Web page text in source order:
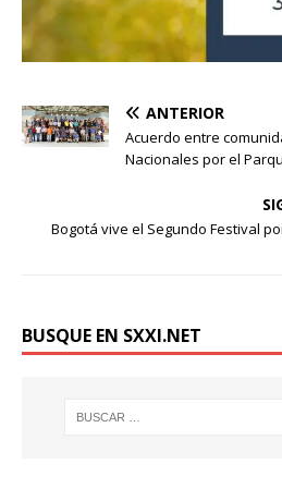
ANTERIOR
Acuerdo entre
Nacionales por el
Bogotá vive el Segundo Festival
BUSQUE EN SXXI.NET